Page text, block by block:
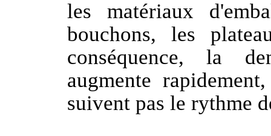
les matériaux
bouchons, les
conséquence, la
augmente
suivent pas le rythme